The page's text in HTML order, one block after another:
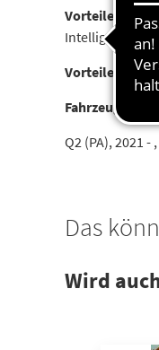
Vorteile:
Intelligent.
Vorteile:
Fahrzeuge:
Q2 (PA), 2021 -
Das
Wird